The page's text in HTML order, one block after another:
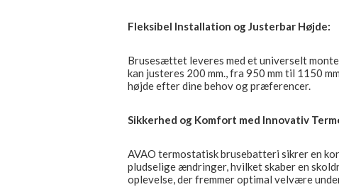
Fleksibel Installation og Justerbar Højde:
Brusesættet leveres med et universelt
kan justeres 200 mm., fra 950 mm til 1150
højde efter dine behov og præferencer.
Sikkerhed og Komfort med Innovativ
AVAO termostatisk brusebatteri sikrer en
pludselige ændringer, hvilket skaber en
oplevelse, der fremmer optimal velvære